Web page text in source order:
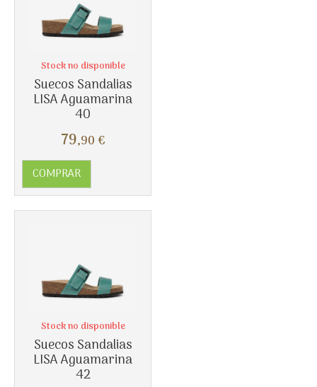
Suecos Sandalias
LISA Aguamarina
40
79,90 €
Stock no disponible
COMPRAR
Suecos Sandalias
LISA Aguamarina
42
Stock no disponible
Más info
Más info